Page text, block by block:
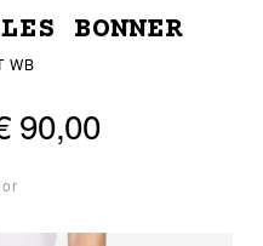
BONNER
WB
90,00